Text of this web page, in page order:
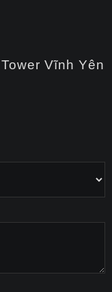
Vĩnh Yên